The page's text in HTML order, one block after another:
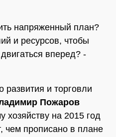
напряженный план?
и ресурсов, чтобы
вперед? -
развития и торговли
Пожаров
хозяйству на 2015 год
чем прописано в плане